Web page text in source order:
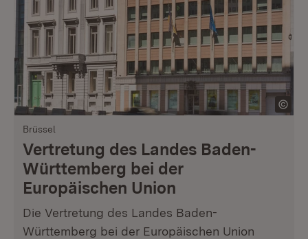
Brüssel
Vertretung des Landes Baden-
Württemberg bei der
Europäischen Union
Die Vertretung des Landes Baden-
Württemberg bei der Europäischen Union